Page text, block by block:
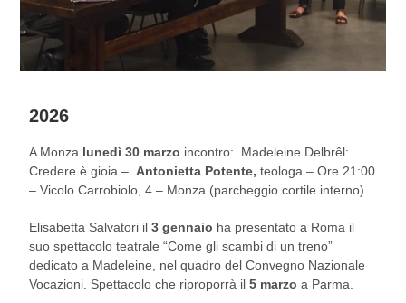
2026
A Monza lunedì 30 marzo incontro: Madeleine Delbrêl:
Credere è gioia – Antonietta Potente,teologa – Ore 21:00
– Vicolo Carrobiolo, 4 – Monza (parcheggio cortile interno)
Elisabetta Salvatori il3 gennaio ha presentato a Roma il
suo spettacolo teatrale “Come gli scambi di un treno”
dedicato a Madeleine, nel quadro del Convegno Nazionale
Vocazioni. Spettacolo che riproporrà il5 marzo a Parma.